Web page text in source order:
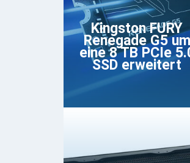
Kingston FURY
Renegade G5 um
eine 8 TB PCIe
SSD erweitert